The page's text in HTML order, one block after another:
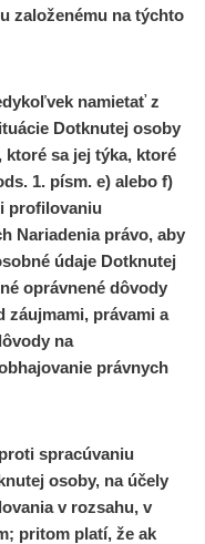
založenému na týchto
namietať z
Dotknutej osoby
sa jej týka, ktoré
1. písm. e) alebo f)
profilovaniu
Nariadenia právo, aby
údaje Dotknutej
oprávnené dôvody
záujmami, právami a
na
právnych
spracúvaniu
osoby, na účely
v rozsahu, v
pritom platí, že ak